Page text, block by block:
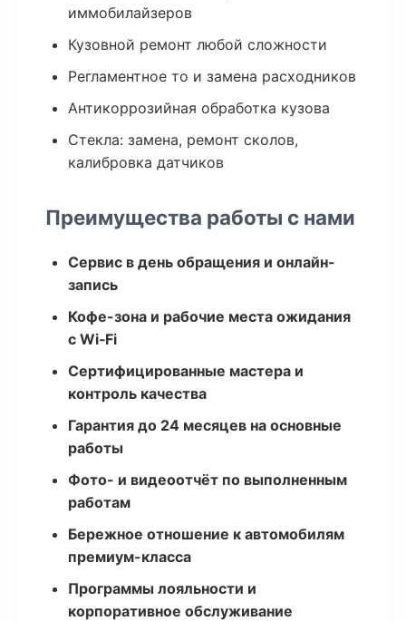
иммобилайзеров
Кузовной ремонт любой сложности
Регламентное то и замена расходников
Антикоррозийная обработка кузова
Стекла: замена, ремонт сколов,
калибровка датчиков
Преимущества работы с нами
Сервис в день обращения и онлайн-
запись
Кофе-зона и рабочие места ожидания
с Wi‑Fi
Сертифицированные мастера и
контроль качества
Гарантия до 24 месяцев на основные
работы
Фото- и видеоотчёт по выполненным
работам
Бережное отношение к автомобилям
премиум-класса
Программы лояльности и
корпоративное обслуживание